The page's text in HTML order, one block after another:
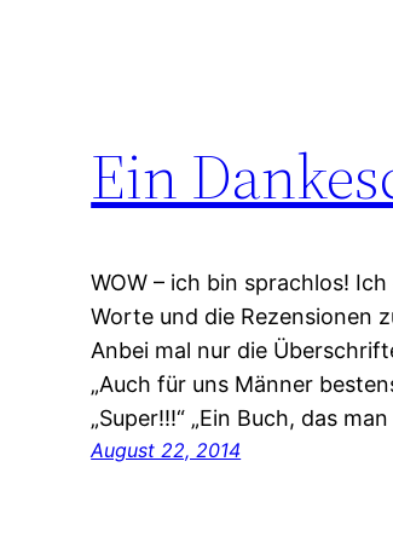
Ein
WOW – ich bin sprachlos!
Worte und die Rezensionen
Anbei mal nur die
„Auch für uns Männer
„Super!!!“ „Ein Buch, das
August 22, 2014